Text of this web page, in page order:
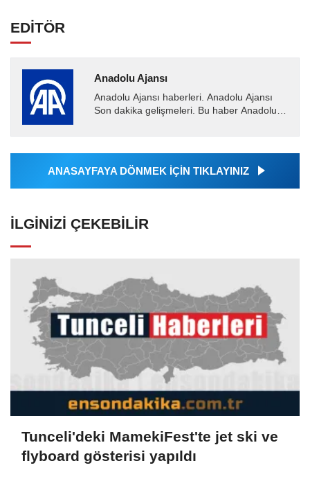
EDİTÖR
Anadolu Ajansı
Anadolu Ajansı haberleri. Anadolu Ajansı
Son dakika gelişmeleri. Bu haber Anadolu
Ajansı tarafından...
ANASAYFAYA DÖNMEK İÇİN TIKLAYINIZ
İLGINIZI ÇEKEBILIR
Tunceli'deki MamekiFest'te jet ski ve
flyboard gösterisi yapıldı